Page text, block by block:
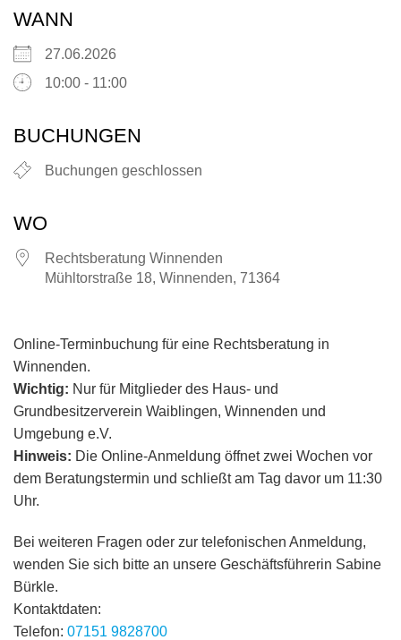
WANN
27.06.2026
10:00 - 11:00
BUCHUNGEN
Buchungen geschlossen
WO
Rechtsberatung Winnenden
Mühltorstraße 18, Winnenden, 71364
Online-Terminbuchung für eine Rechtsberatung in
Winnenden.
Wichtig: Nur für Mitglieder des Haus- und
Grundbesitzerverein Waiblingen, Winnenden und
Umgebung e.V.
Hinweis: Die Online-Anmeldung öffnet zwei Wochen vor
dem Beratungstermin und schließt am Tag davor um 11:30
Uhr.
Bei weiteren Fragen oder zur telefonischen Anmeldung,
wenden Sie sich bitte an unsere Geschäftsführerin Sabine
Bürkle.
Kontaktdaten:
Telefon: 07151 9828700